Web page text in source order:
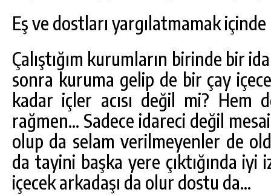
Eş ve dostları yargılatmamak
Çalıştığım kurumların birinde bir
sonra kuruma gelip de bir çay
kadar içler acısı değil mi? Hem
rağmen… Sadece idareci değil
olup da selam verilmeyenler de
da tayini başka yere çıktığında iyi
içecek arkadaşı da olur dostu da…